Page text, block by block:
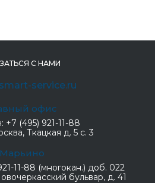
С НАМИ
service.ru
офис
+7 (495) 921-11-88
Ткацкая д. 5 с. 3
Марьино
11-88 (многокан.) доб. 022
бульвар, д. 41